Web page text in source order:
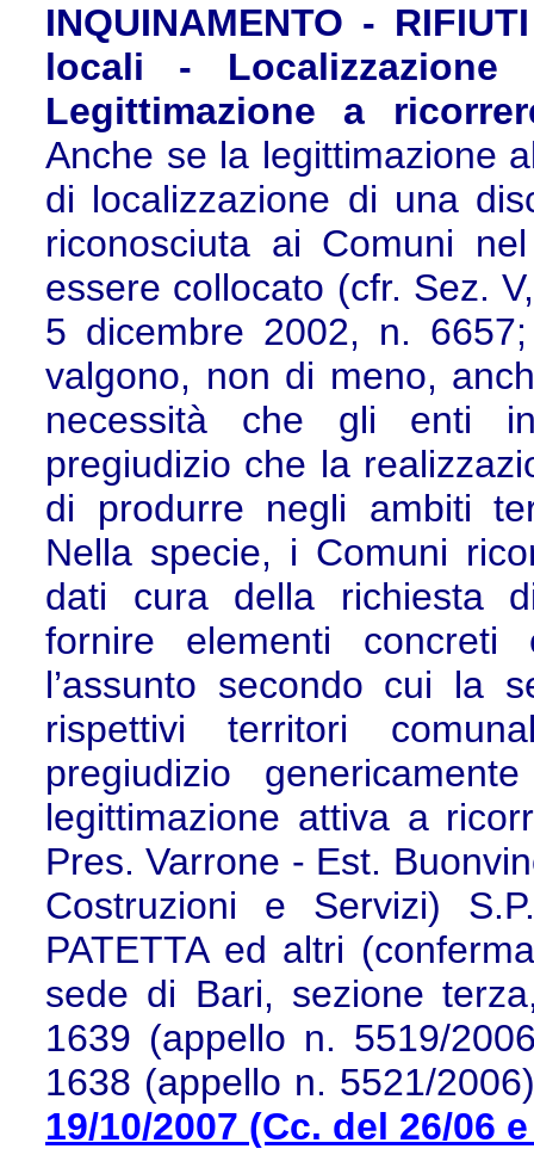
INQUINAMENTO -
locali -
Legittimazione a
Anche se la legittimazione
di localizzazione di una
riconosciuta ai Comuni
essere collocato (cfr. Sez.
5 dicembre 2002, n.
valgono, non di meno,
necessità che gli enti
pregiudizio che la
di produrre negli ambiti
Nella specie, i Comuni
dati cura della richiesta
fornire elementi
l’assunto secondo cui la
rispettivi territori
pregiudizio
legittimazione attiva a
Pres. Varrone - Est.
Costruzioni e Servizi)
PATETTA ed altri
sede di Bari, sezione
1639 (appello n. 5519/
1638 (appello n. 5521/
19/10/2007 (Cc. del 26/06